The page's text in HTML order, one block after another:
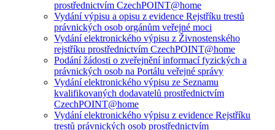
prostřednictvím CzechPOINT@home
Vydání výpisu a opisu z evidence Rejstříku trestů
právnických osob orgánům veřejné moci
Vydání elektronického výpisu z Živnostenského
rejstříku prostřednictvím CzechPOINT@home
Podání žádosti o zveřejnění informací fyzických a
právnických osob na Portálu veřejné správy
Vydání elektronického výpisu ze Seznamu
kvalifikovaných dodavatelů prostřednictvím
CzechPOINT@home
Vydání elektronického výpisu z evidence Rejstříku
trestů právnických osob prostřednictvím